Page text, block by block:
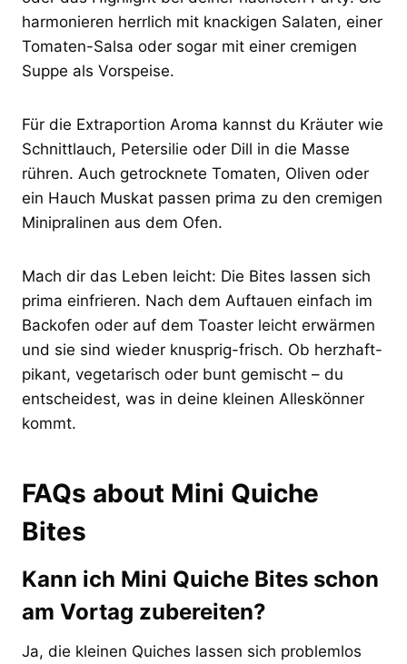
harmonieren herrlich mit knackigen Salaten, einer
Tomaten-Salsa oder sogar mit einer cremigen
Suppe als Vorspeise.
Für die Extraportion Aroma kannst du Kräuter wie
Schnittlauch, Petersilie oder Dill in die Masse
rühren. Auch getrocknete Tomaten, Oliven oder
ein Hauch Muskat passen prima zu den cremigen
Minipralinen aus dem Ofen.
Mach dir das Leben leicht: Die Bites lassen sich
prima einfrieren. Nach dem Auftauen einfach im
Backofen oder auf dem Toaster leicht erwärmen
und sie sind wieder knusprig-frisch. Ob herzhaft-
pikant, vegetarisch oder bunt gemischt – du
entscheidest, was in deine kleinen Alleskönner
kommt.
FAQs about Mini Quiche
Bites
Kann ich Mini Quiche Bites schon
am Vortag zubereiten?
Ja, die kleinen Quiches lassen sich problemlos